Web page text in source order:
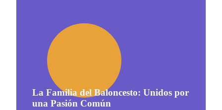
La Familia del Baloncesto: Unidos por
una Pasión Común